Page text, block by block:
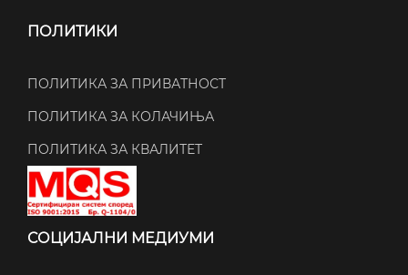
ПОЛИТИКИ
ПОЛИТИКА ЗА ПРИВАТНОСТ
ПОЛИТИКА ЗА КОЛАЧИЊА
ПОЛИТИКА ЗА КВАЛИТЕТ
СОЦИЈАЛНИ МЕДИУМИ